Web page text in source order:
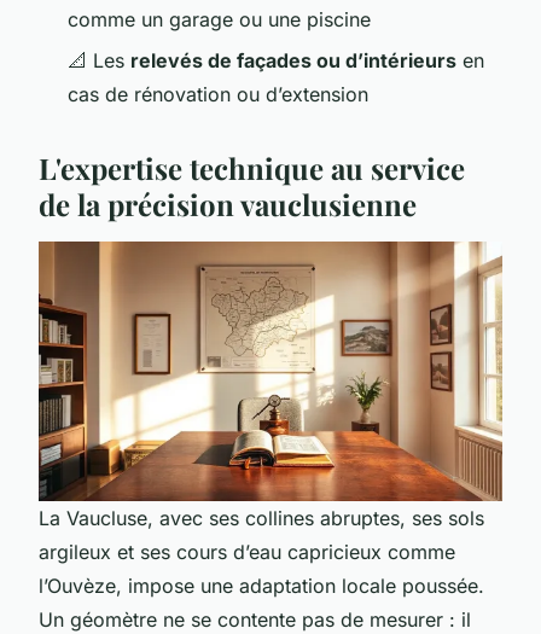
comme un garage ou une piscine
📐 Les relevés de façades ou d’intérieurs en
cas de rénovation ou d’extension
L'expertise technique au service
de la précision vauclusienne
La Vaucluse, avec ses collines abruptes, ses sols
argileux et ses cours d’eau capricieux comme
l’Ouvèze, impose une adaptation locale poussée.
Un géomètre ne se contente pas de mesurer : il